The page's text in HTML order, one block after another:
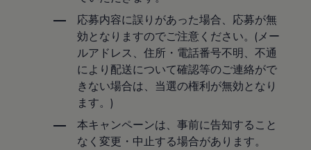
ユーザーガイド
運転上の注意
自動車リサイクル法
ロイヤリティプログラム
安心プログラム
メンテナンスプログラム
延長保証ウォルフィサポート
カスタマーセンター
タイヤパンク補償
認定中古車
“Certified Pre-Owned”の品質とは
延長保証サービスガイド
応募内容に誤りがあった場合、応募が無
効となりますのでご注意ください。(メー
ルアドレス、住所・電話番号不明、不通
により配送について確認等のご連絡がで
きない場合は、当選の権利が無効となり
ます。)
本キャンペーンは、事前に告知すること
なく変更・中止する場合があります。